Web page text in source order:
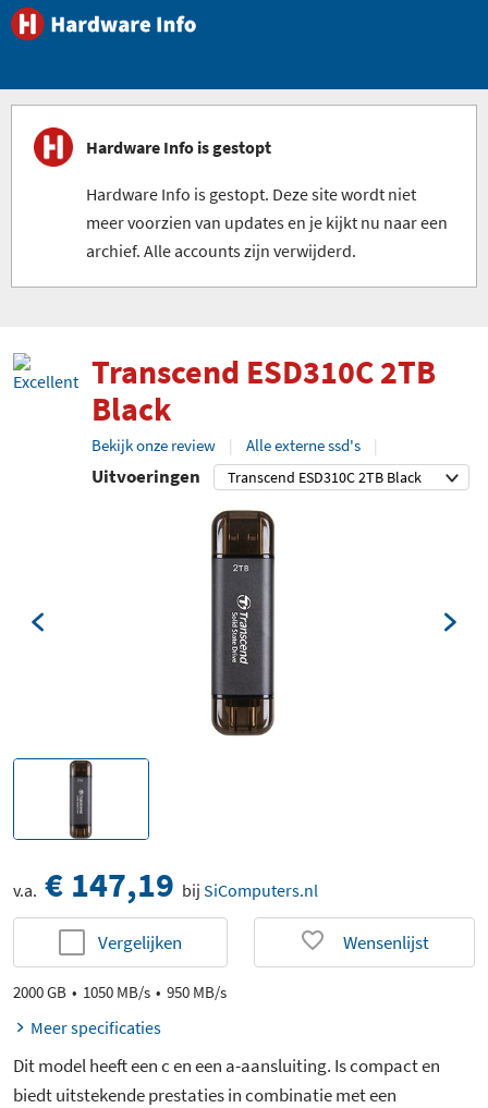
Hardware Info is gestopt
Hardware Info is gestopt. Deze site wordt niet
meer voorzien van updates en je kijkt nu naar een
archief. Alle accounts zijn verwijderd.
Transcend ESD310C 2TB
Black
Bekijk onze review Alle externe ssd's
Uitvoeringen
v.a. € 147,19 bij SiComputers.nl
Vergelijken Wensenlijst
2000 GB 1050 MB/s 950 MB/s
Meer specificaties
Dit model heeft een c en een a-aansluiting. Is compact en
biedt uitstekende prestaties in combinatie met een